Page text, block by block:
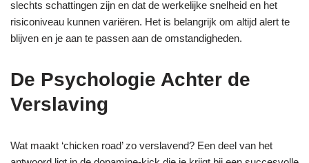
slechts schattingen zijn en dat de werkelijke snelheid en het
risiconiveau kunnen variëren. Het is belangrijk om altijd alert te
blijven en je aan te passen aan de omstandigheden.
De Psychologie Achter de
Verslaving
Wat maakt ‘chicken road’ zo verslavend? Een deel van het